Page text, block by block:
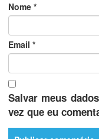
Nome *
Email *
Salvar meus
vez que eu